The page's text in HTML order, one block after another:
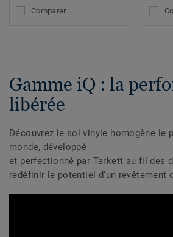
Comparer
Gamme iQ : la
libérée
Découvrez le sol vinyle homogène le
monde, développé
et perfectionné par Tarkett au fil des
redéfinir le potentiel d’un revêtement